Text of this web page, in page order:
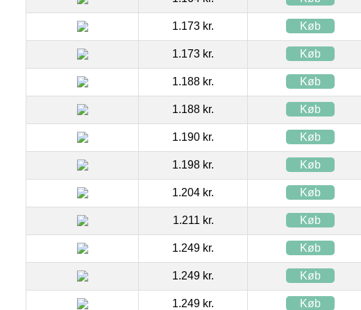
1.173 kr. Køb
1.173 kr. Køb
1.188 kr. Køb
1.188 kr. Køb
1.190 kr. Køb
1.198 kr. Køb
1.204 kr. Køb
1.211 kr. Køb
1.249 kr. Køb
1.249 kr. Køb
1.249 kr. Køb